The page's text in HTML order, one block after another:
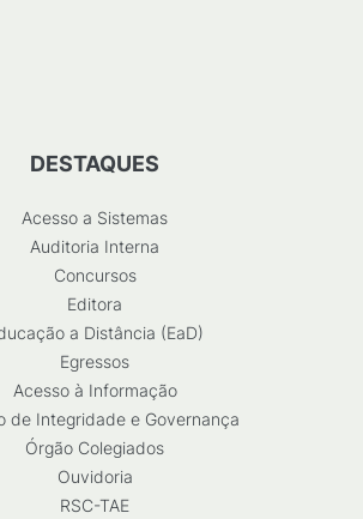
DESTAQUES
Acesso a Sistemas
Auditoria Interna
Concursos
Editora
a Distância (EaD)
Egressos
Acesso à Informação
de Integridade e Governança
Órgão Colegiados
Ouvidoria
RSC-TAE